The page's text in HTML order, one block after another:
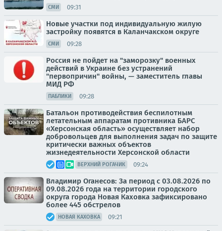
СМИ 09:31
Новые участки под индивидуальную жилую
застройку появятся в Каланчакском округе
СМИ 09:28
Россия не пойдет на "заморозку" военных
действий в Украине без устранений
"первопричин" войны, — заместитель главы
МИД РФ
ПАБЛИКИ 09:28
Батальон противодействия беспилотным
летательным аппаратам противника БАРС
«Херсонская область» осуществляет набор
добровольцев для выполнения задач по защите
критически важных объектов
жизнедеятельности Херсонской области
ВЕРХНИЙ РОГАЧИК 09:24
Владимир Оганесов: За период с 03.08.2026 по
09.08.2026 года на территории городского
округа города Новая Каховка зафиксировано
более 445 обстрелов
НОВАЯ КАХОВКА 09:21